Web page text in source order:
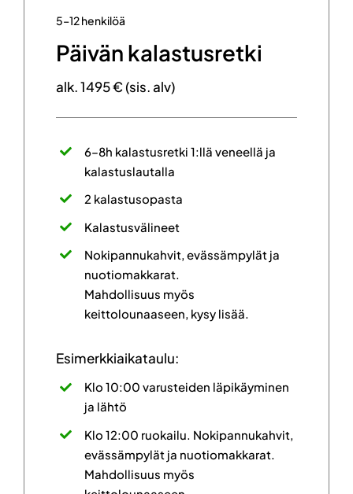
5–12 henkilöä
Päivän kalastusretki
alk. 1495 € (sis. alv)
6–8h kalastusretki 1:llä veneellä ja
kalastuslautalla
2 kalastusopasta
Kalastusvälineet
Nokipannukahvit, evässämpylät ja
nuotiomakkarat.
Mahdollisuus myös
keittolounaaseen, kysy lisää.
Esimerkkiaikataulu:
Klo 10:00 varusteiden läpikäyminen
ja lähtö
Klo 12:00 ruokailu. Nokipannukahvit,
evässämpylät ja nuotiomakkarat.
Mahdollisuus myös